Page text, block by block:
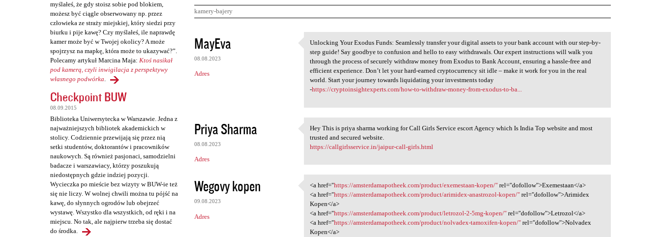
myślałeś, że gdy stoisz sobie pod blokiem,
możesz być ciągle obserwowany np. przez
człowieka ze straży miejskiej, który siedzi przy
biurku i pije kawę? Czy myślałeś, ile naprawdę
kamer może być w Twojej okolicy? A może
spojrzysz na mapkę, która może to ukazywać?”.
Polecamy artykuł Marcina Maja: Ktoś nasikał
pod kamerą, czyli inwigilacja z perspektywy
własnego podwórka.
Checkpoint BUW
08.09.2015
Biblioteka Uniwersytecka w Warszawie. Jedna z
najważniejszych bibliotek akademickich w
stolicy. Codziennie przewijają się przez nią
setki studentów, doktorantów i pracowników
naukowych. Są również pasjonaci, samodzielni
badacze i warszawiacy, którzy poszukują
niedostępnych gdzie indziej pozycji.
Wycieczka po mieście bez wizyty w BUW-ie też
się nie liczy. W wolnej chwili można tu pójść na
kawę, do słynnych ogrodów lub obejrzeć
wystawę. Wszystko dla wszystkich, od ręki i na
miejscu. No tak, ale najpierw trzeba się dostać
do środka.
kamery-bajery
K
o
m
e
a
r
z
e
MayEva
08.08.2023
Adres
Unlocking Your Exodus Funds:
Unlocking Your Exodus Funds: Seamlessly transfer your digital assets to your bank account with our step-by-
step guide! Say goodbye to confusion and hello to easy withdrawals. Our expert instructions will walk you
through the process of securely withdraw money from Exodus to Bank Account, ensuring a hassle-free and
efficient experience. Don’t let your hard-earned cryptocurrency sit idle – make it work for you in the real
world. Start your journey towards liquidating your investments today
-https://cryptoinsightexperts.com/how-to-withdraw-money-from-exodus-to-ba...
Priya Sharma
08.08.2023
Adres
Hey This is priya sharma
Hey This is priya sharma working for Call Girls Service escort Agency which Is India Top website and most
trusted and secured website.
https://callgirlsservice.in/jaipur-call-girls.html
Wegovy kopen
09.08.2023
Adres
<a href="https:/
<a href="https://amsterdamapotheek.com/product/exemestaan-kopen/" rel="dofollow">Exemestaan</a>
<a href="https://amsterdamapotheek.com/product/arimidex-anastrozol-kopen/" rel="dofollow">Arimidex
Kopen</a>
<a href="https://amsterdamapotheek.com/product/letrozol-2-5mg-kopen/" rel="dofollow">Letrozol</a>
<a href="https://amsterdamapotheek.com/product/nolvadex-tamoxifen-kopen/" rel="dofollow">Nolvadex
Kopen</a>